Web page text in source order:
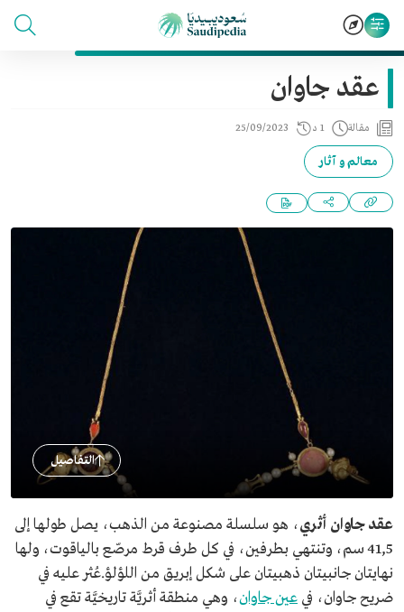
عقد جاوان
مقالة 1 د 25/09/2023
معالم و آثار
التفاصيل
عقد جاوان أثري، هو سلسلة مصنوعة من الذهب، يصل طولها إلى
41,5 سم، وتنتهي بطرفين، في كل طرف قرط مرصّع بالياقوت، ولها
نهايتان جانبيتان ذهبيتان على شكل إبريق من اللؤلؤ.عُثر عليه في
ضريح جاوان، في عين جاوان، وهي منطقة أثريَّة تاريخيَّة تقع في